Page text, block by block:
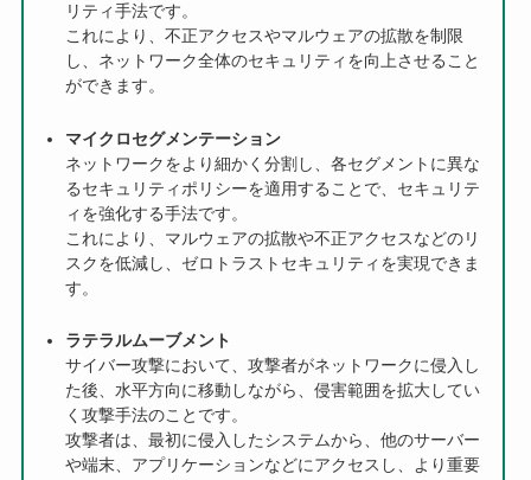
リティ手法です。
これにより、不正アクセスやマルウェアの拡散を制限
し、ネットワーク全体のセキュリティを向上させること
ができます。
マイクロセグメンテーション
ネットワークをより細かく分割し、各セグメントに異な
るセキュリティポリシーを適用することで、セキュリテ
ィを強化する手法です。
これにより、マルウェアの拡散や不正アクセスなどのリ
スクを低減し、ゼロトラストセキュリティを実現できま
す。
ラテラルムーブメント
サイバー攻撃において、攻撃者がネットワークに侵入し
た後、水平方向に移動しながら、侵害範囲を拡大してい
く攻撃手法のことです。
攻撃者は、最初に侵入したシステムから、他のサーバー
や端末、アプリケーションなどにアクセスし、より重要